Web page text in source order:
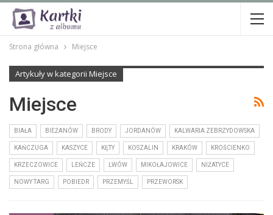
Strona główna Miejsce
Artykuły w kategorii Miejsce
Miejsce
BIAŁA BIEŻANÓW BRODY JORDANÓW KALWARIA ZEBRZYDOWSKA
KAŃCZUGA KASZYCE KĘTY KOSZALIN KRAKÓW KROŚCIENKO
KRZECZOWICE LEŃCZE LWÓW MIKOŁAJOWICE NIŻATYCE
NOWY TARG POBIEDR PRZEMYŚL PRZEWORSK